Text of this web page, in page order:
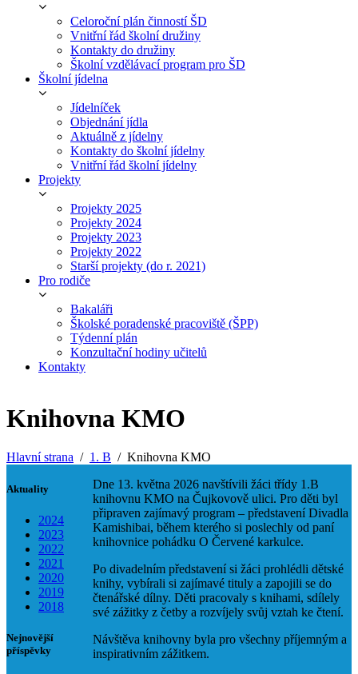
Celoroční plán činností ŠD
Vnitřní řád školní družiny
Kontakty do družiny
Školní vzdělávací program pro ŠD
Školní jídelna
Jídelníček
Objednání jídla
Aktuálně z jídelny
Kontakty do školní jídelny
Vnitřní řád školní jídelny
Projekty
Projekty 2025
Projekty 2024
Projekty 2023
Projekty 2022
Starší projekty (do r. 2021)
Pro rodiče
Bakaláři
Školské poradenské pracoviště (ŠPP)
Týdenní plán
Konzultační hodiny učitelů
Kontakty
Knihovna KMO
Hlavní strana 1. B Knihovna KMO
Aktuality
2024
2023
2022
2021
2020
2019
2018
Nejnovější
příspěvky
Dne 13. května 2026 navštívili žáci třídy 1.B
knihovnu KMO na Čujkovově ulici. Pro děti byl
připraven zajímavý program – představení Divadla
Kamishibai, během kterého si poslechly od paní
knihovnice pohádku O Červené karkulce.
Po divadelním představení si žáci prohlédli dětské
knihy, vybírali si zajímavé tituly a zapojili se do
čtenářské dílny. Děti pracovaly s knihami, sdílely
své zážitky z četby a rozvíjely svůj vztah ke čtení.
Návštěva knihovny byla pro všechny příjemným a
inspirativním zážitkem.